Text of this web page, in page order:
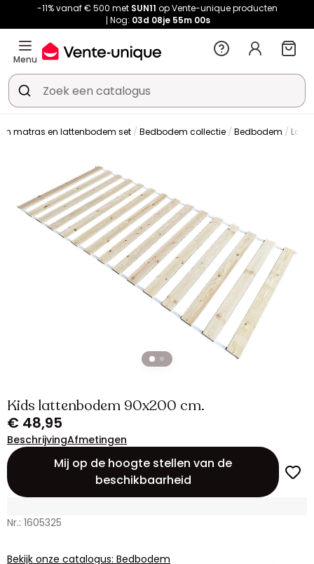
-11% vanaf € 500 met SUN11 op Vente-unique producten
Nog: 03d 08je 54m 59s
Menu
matras en lattenbodem set Bedbodem collectie Bedbodem
Kids lattenbodem 90x200 cm.
€ 48,95
BeschrijvingAfmetingen
Mij op de hoogte stellen van de
beschikbaarheid
Nr.: 1605325
Bekijk onze catalogus: Bedbodem